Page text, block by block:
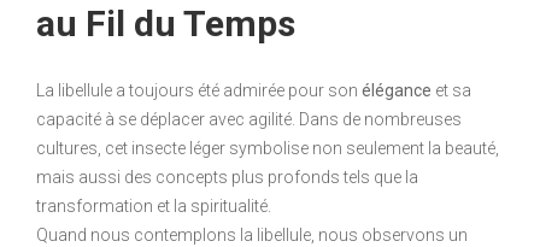
au Fil du Temps
La libellule a toujours été admirée pour son élégance et sa
capacité à se déplacer avec agilité. Dans de nombreuses
cultures, cet insecte léger symbolise non seulement la beauté,
mais aussi des concepts plus profonds tels que la
transformation et la spiritualité.
Quand nous contemplons la libellule, nous observons un